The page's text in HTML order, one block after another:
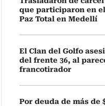
que participaron en el
Paz Total en Medellí
El Clan del Golfo
del frente 36, al
francotirador
Por deuda de más de